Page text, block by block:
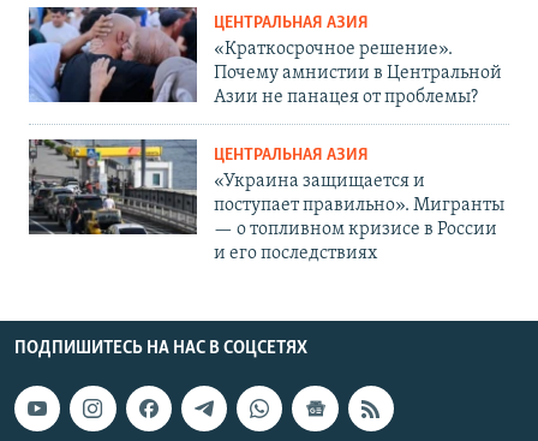
ЦЕНТРАЛЬНАЯ АЗИЯ
«Краткосрочное решение».
Почему амнистии в Центральной
Азии не панацея от проблемы?
ЦЕНТРАЛЬНАЯ АЗИЯ
«Украина защищается и
поступает правильно». Мигранты
— о топливном кризисе в России
и его последствиях
ПОДПИШИТЕСЬ НА НАС В СОЦСЕТЯХ